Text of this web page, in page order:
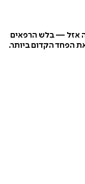
— בלש הרפאים
הקדום ביותר.